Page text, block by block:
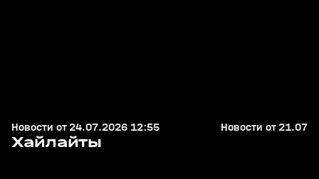
Новости от 24.07.2026 12:55 Новости от
Хайлайты
11 июл, 16:17